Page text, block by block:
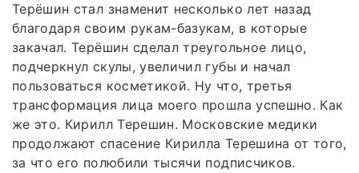
Терёшин стал знаменит несколько лет назад
благодаря своим рукам-базукам, в которые
закачал. Терёшин сделал треугольное лицо,
подчеркнул скулы, увеличил губы и начал
пользоваться косметикой. Ну что, третья
трансформация лица моего прошла успешно. Как
же это. Кирилл Терешин. Московские медики
продолжают спасение Кирилла Терешина от того,
за что его полюбили тысячи подписчиков.